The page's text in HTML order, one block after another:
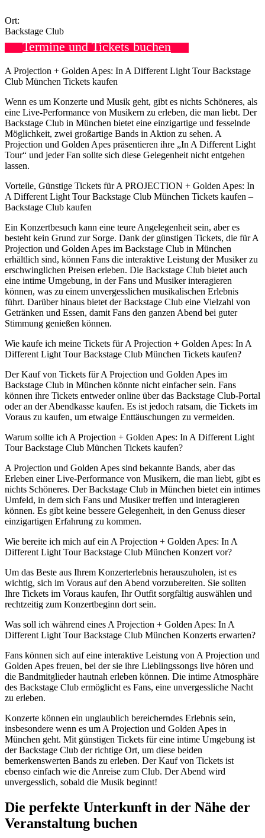
Ort:
Backstage Club
Termine und Tickets buchen
A Projection + Golden Apes: In A Different Light Tour Backstage
Club München Tickets kaufen
Wenn es um Konzerte und Musik geht, gibt es nichts Schöneres, als
eine Live-Performance von Musikern zu erleben, die man liebt. Der
Backstage Club in München bietet eine einzigartige und fesselnde
Möglichkeit, zwei großartige Bands in Aktion zu sehen. A
Projection und Golden Apes präsentieren ihre „In A Different Light
Tour“ und jeder Fan sollte sich diese Gelegenheit nicht entgehen
lassen.
Vorteile, Günstige Tickets für A PROJECTION + Golden Apes: In
A Different Light Tour Backstage Club München Tickets kaufen –
Backstage Club kaufen
Ein Konzertbesuch kann eine teure Angelegenheit sein, aber es
besteht kein Grund zur Sorge. Dank der günstigen Tickets, die für A
Projection und Golden Apes im Backstage Club in München
erhältlich sind, können Fans die interaktive Leistung der Musiker zu
erschwinglichen Preisen erleben. Die Backstage Club bietet auch
eine intime Umgebung, in der Fans und Musiker interagieren
können, was zu einem unvergesslichen musikalischen Erlebnis
führt. Darüber hinaus bietet der Backstage Club eine Vielzahl von
Getränken und Essen, damit Fans den ganzen Abend bei guter
Stimmung genießen können.
Wie kaufe ich meine Tickets für A Projection + Golden Apes: In A
Different Light Tour Backstage Club München Tickets kaufen?
Der Kauf von Tickets für A Projection und Golden Apes im
Backstage Club in München könnte nicht einfacher sein. Fans
können ihre Tickets entweder online über das Backstage Club-Portal
oder an der Abendkasse kaufen. Es ist jedoch ratsam, die Tickets im
Voraus zu kaufen, um etwaige Enttäuschungen zu vermeiden.
Warum sollte ich A Projection + Golden Apes: In A Different Light
Tour Backstage Club München Tickets kaufen?
A Projection und Golden Apes sind bekannte Bands, aber das
Erleben einer Live-Performance von Musikern, die man liebt, gibt es
nichts Schöneres. Der Backstage Club in München bietet ein intimes
Umfeld, in dem sich Fans und Musiker treffen und interagieren
können. Es gibt keine bessere Gelegenheit, in den Genuss dieser
einzigartigen Erfahrung zu kommen.
Wie bereite ich mich auf ein A Projection + Golden Apes: In A
Different Light Tour Backstage Club München Konzert vor?
Um das Beste aus Ihrem Konzerterlebnis herauszuholen, ist es
wichtig, sich im Voraus auf den Abend vorzubereiten. Sie sollten
Ihre Tickets im Voraus kaufen, Ihr Outfit sorgfältig auswählen und
rechtzeitig zum Konzertbeginn dort sein.
Was soll ich während eines A Projection + Golden Apes: In A
Different Light Tour Backstage Club München Konzerts erwarten?
Fans können sich auf eine interaktive Leistung von A Projection und
Golden Apes freuen, bei der sie ihre Lieblingssongs live hören und
die Bandmitglieder hautnah erleben können. Die intime Atmosphäre
des Backstage Club ermöglicht es Fans, eine unvergessliche Nacht
zu erleben.
Konzerte können ein unglaublich bereicherndes Erlebnis sein,
insbesondere wenn es um A Projection und Golden Apes in
München geht. Mit günstigen Tickets für eine intime Umgebung ist
der Backstage Club der richtige Ort, um diese beiden
bemerkenswerten Bands zu erleben. Der Kauf von Tickets ist
ebenso einfach wie die Anreise zum Club. Der Abend wird
unvergesslich, sobald die Musik beginnt!
Die perfekte Unterkunft in der Nähe der
Veranstaltung buchen